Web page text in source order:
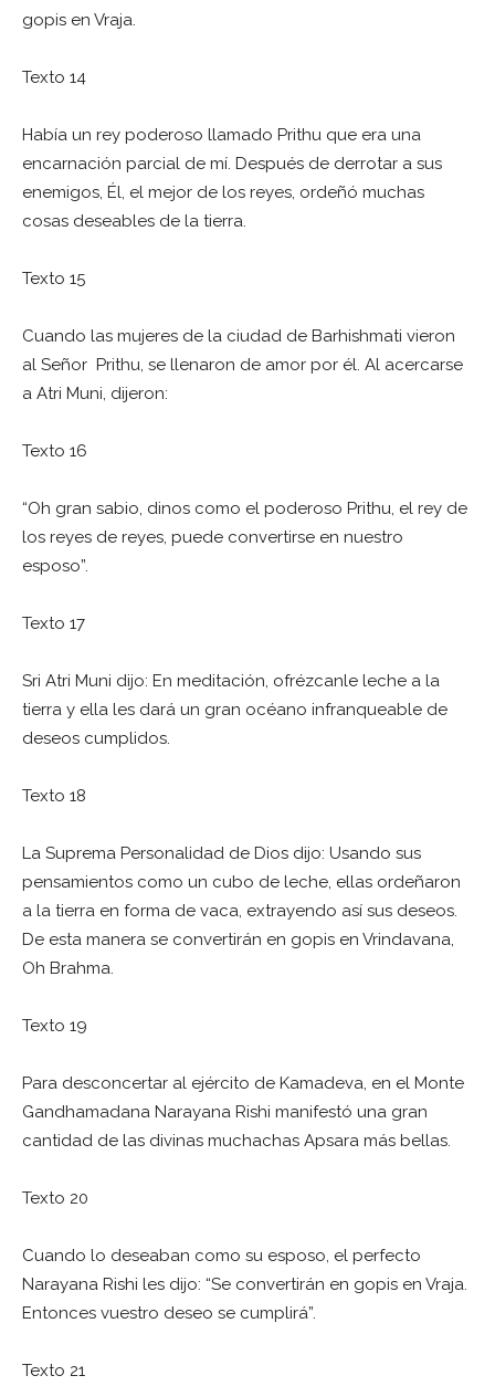
gopis en Vraja.
Texto 14
Había un rey poderoso llamado Prithu que era una
encarnación parcial de mí. Después de derrotar a sus
enemigos, Él, el mejor de los reyes, ordeñó muchas
cosas deseables de la tierra.
Texto 15
Cuando las mujeres de la ciudad de Barhishmati vieron
al Señor Prithu, se llenaron de amor por él. Al acercarse
a Atri Muni, dijeron:
Texto 16
“Oh gran sabio, dinos como el poderoso Prithu, el rey de
los reyes de reyes, puede convertirse en nuestro
esposo”.
Texto 17
Sri Atri Muni dijo: En meditación, ofrézcanle leche a la
tierra y ella les dará un gran océano infranqueable de
deseos cumplidos.
Texto 18
La Suprema Personalidad de Dios dijo: Usando sus
pensamientos como un cubo de leche, ellas ordeñaron
a la tierra en forma de vaca, extrayendo así sus deseos.
De esta manera se convertirán en gopis en Vrindavana,
Oh Brahma.
Texto 19
Para desconcertar al ejército de Kamadeva, en el Monte
Gandhamadana Narayana Rishi manifestó una gran
cantidad de las divinas muchachas Apsara más bellas.
Texto 20
Cuando lo deseaban como su esposo, el perfecto
Narayana Rishi les dijo: “Se convertirán en gopis en Vraja.
Entonces vuestro deseo se cumplirá”.
Texto 21